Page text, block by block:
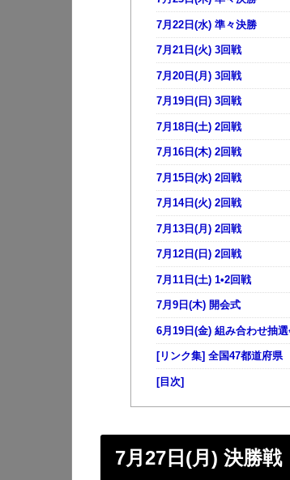
7月22日(水) 準々決勝
7月21日(火) 3回戦
7月20日(月) 3回戦
7月19日(日) 3回戦
7月18日(土) 2回戦
7月16日(木) 2回戦
7月15日(水) 2回戦
7月14日(火) 2回戦
7月13日(月) 2回戦
7月12日(日) 2回戦
7月11日(土) 1•2回戦
7月9日(木) 開会式
6月19日(金) 組み合わせ抽選
[リンク集] 全国47都道府県
[目次]
7月27日(月) 決勝戦